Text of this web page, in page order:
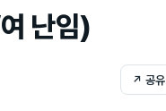
난임)
↗ 공유